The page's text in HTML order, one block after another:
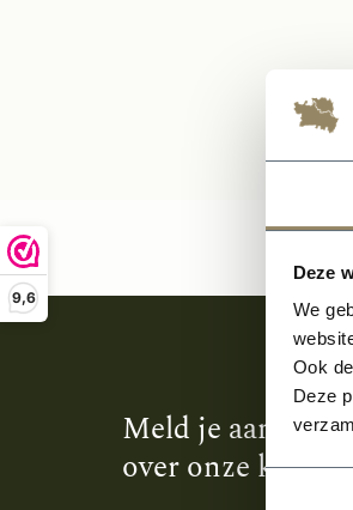
Deze
We
Ook
Deze
9,6
Meld je aan en
over onze